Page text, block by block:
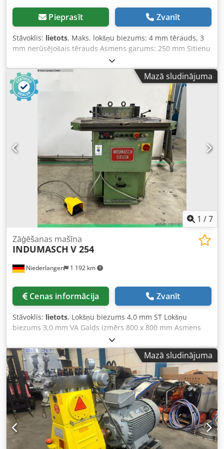
Pieprasīt Zvanīt
Stāvoklis: lietots, Maks. lokšņu biezums: 4 mm tērauds, 3
mm nerūsējošais tērauds Asmens garums: 250 mm Sitienu
skaits minūtē: 52 Svars: apm. 900 kg Asmens uzasināts
Dziļuma ierobežotājs Codpeu Hy N Dofx Af Ujrf Ļoti labs
stāvoklis
Mazā sludinājuma
1 /7
Niederlangen 1 192 km
Zāģēšanas mašīna
INDUMASCH V 254
Cenas informācija Zvanīt
Stāvoklis: lietots, Lokšņu biezums 4,0 mm ST Lokšņu
biezums 3,0 mm VA Galds izmērs 800 x 800 mm Asmens
garums 250 x 250 mm Gājienu skaits minūtē apmēram 55
min⁻¹ Motora jauda 4 kW Iekārtas svars apmēram 800 kg
Nepieciešamā telpa apmēram 1300 x 1300 x 1300 mm
Aprīkojums: - elektrohidrauliska izgriešanas prese - 2x
fiksācijas precizitātes atduri ar atduru līstēm - iespēja
izvēlēties starp vienreizēju vai nepārtrauktu gājienu -
priekšējais pirkstu aizsargs Cjdevg R Rhepfx Af Ujrf - brīvi
pārvietojams kājas slēdzis
Mazā sludinājuma